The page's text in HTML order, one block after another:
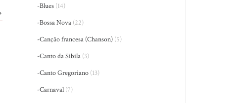
-Blues (14)
-Bossa Nova (22)
-Canção francesa (Chanson) (5)
-Canto da Sibila (3)
-Canto Gregoriano (13)
-Carnaval (7)